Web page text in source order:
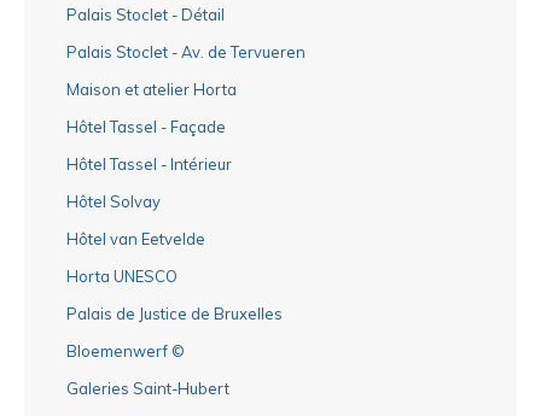
Palais Stoclet - Détail
Palais Stoclet - Av. de Tervueren
Maison et atelier Horta
Hôtel Tassel - Façade
Hôtel Tassel - Intérieur
Hôtel Solvay
Hôtel van Eetvelde
Horta UNESCO
Palais de Justice de Bruxelles
Bloemenwerf ©
Galeries Saint-Hubert